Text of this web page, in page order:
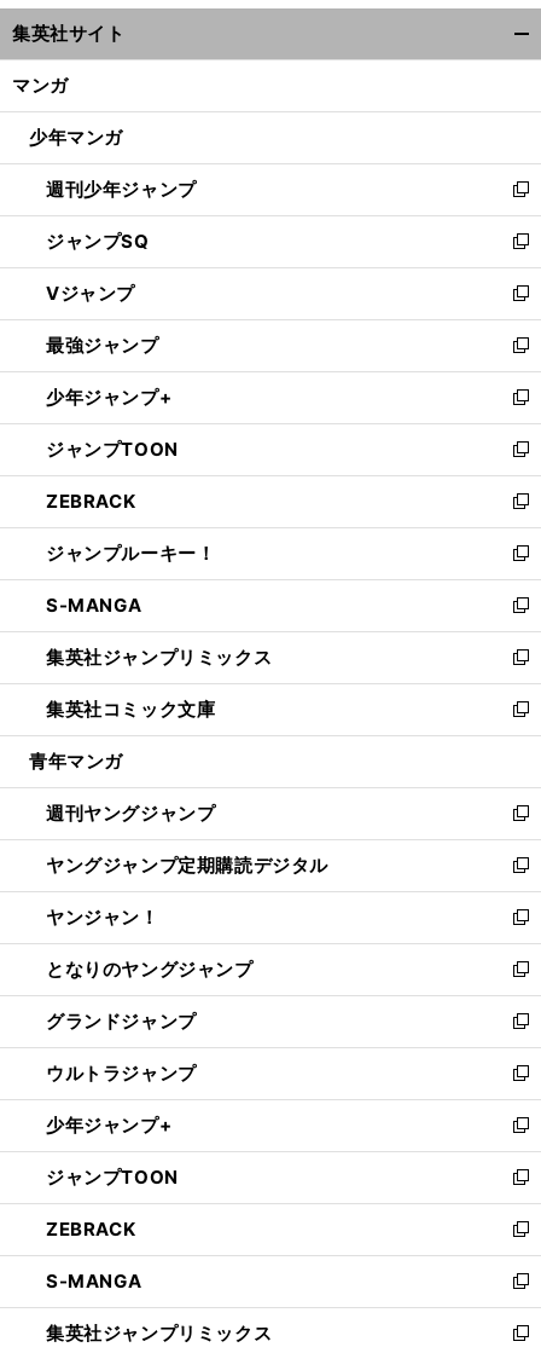
ウ
ィ
ン
ウ
開
く
集英社サイト
マンガ
少年マンガ
週刊少年ジャンプ
新
し
い
ウ
ィ
ン
ド
ウ
で
開
く
ジャンプSQ
新
し
い
ウ
ィ
ン
ド
ウ
で
開
く
Vジャンプ
新
し
い
ウ
ィ
ン
ド
ウ
で
開
く
最強ジャンプ
新
し
い
ウ
ィ
ン
ド
ウ
で
開
く
少年ジャンプ+
新
し
い
ウ
ィ
ン
ド
ウ
で
開
く
ジャンプTOON
新
し
い
ウ
ィ
ン
ド
ウ
で
開
く
ZEBRACK
新
し
い
ウ
ィ
ン
ド
ウ
で
開
ジャンプルーキー！
新
し
い
ウ
ィ
ン
ド
ウ
開
く
S-MANGA
新
し
い
ウ
ィ
ン
ウ
で
開
く
集英社ジャンプリミックス
新
し
い
ウ
ン
ド
ウ
で
開
く
集英社コミック文庫
新
し
ウ
ィ
ン
ド
ウ
で
開
く
青年マンガ
週刊ヤングジャンプ
新
し
い
ウ
ィ
ン
ド
ウ
で
開
く
ヤングジャンプ定期購読デジタル
新
し
い
ウ
ィ
ン
ド
ウ
で
開
く
ヤンジャン！
新
し
い
ウ
ィ
ン
ド
ウ
で
開
く
となりのヤングジャンプ
新
し
い
ウ
ィ
ン
ド
ウ
で
開
く
グランドジャンプ
新
し
い
ウ
ィ
ン
ド
ウ
で
開
く
ウルトラジャンプ
新
し
い
ウ
ィ
ン
ド
ウ
で
開
く
少年ジャンプ+
新
し
い
ウ
ィ
ン
ド
ウ
で
ジャンプTOON
新
し
い
ウ
ィ
ン
ド
ZEBRACK
新
し
い
ウ
ィ
S-MANGA
新
し
い
集英社ジャンプリミックス 新